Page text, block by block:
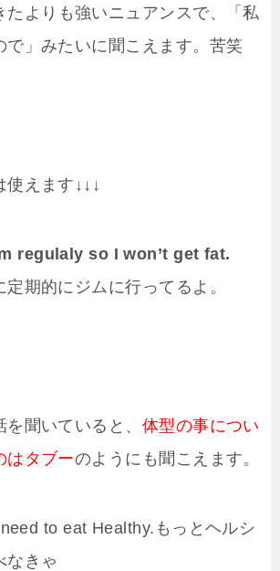
よりも強いニュアンスで、「私
で」みたいに聞こえます。苦笑
使えます↓↓↓
regulaly so I won’t get fat.
期的にジムに行ってるよ。
聞いていると、 体型の事につい
はタブーのようにも聞こえます。
to eat Healthy.もっとヘルシ
なきゃ